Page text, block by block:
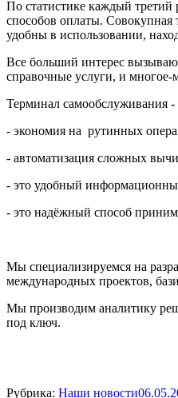
По статистике каждый
способов оплаты.
удобны в использовании,
Все больший интерес
справочные услуги, и многое-
Терминал самообслуживания -
- экономия на рутинных
- автоматизация сложных
- это удобный
- это надёжный способ
Мы специализируемся на
международных проектов,
Мы производим аналитику
под ключ.
Рубрика: Наши новости